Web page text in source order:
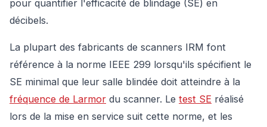
pour quantifier l'efficacité de blindage (SE) en
décibels.
La plupart des fabricants de scanners IRM font
référence à la norme IEEE 299 lorsqu'ils spécifient le
SE minimal que leur salle blindée doit atteindre à la
fréquence de Larmor du scanner. Le test SE réalisé
lors de la mise en service suit cette norme, et les